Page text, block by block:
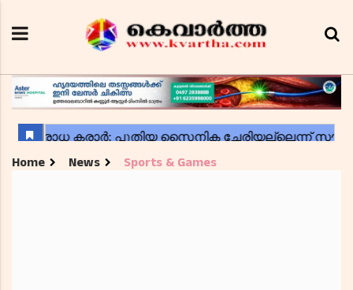
Home News Sports & Games